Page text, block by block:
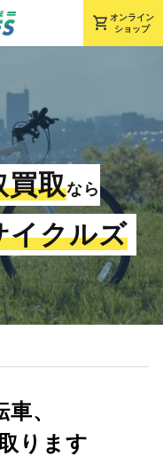
shopping_cart オンライン
ショップ
買取なら
イクルズ
、
ります